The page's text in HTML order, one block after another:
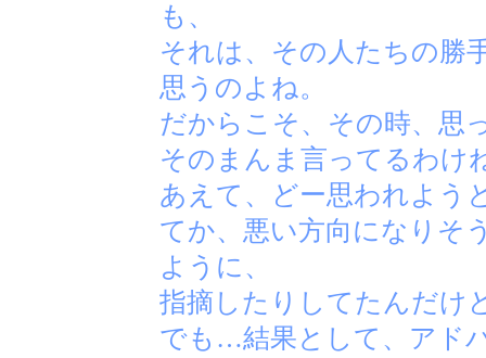
も、
それは、その人たちの勝
思うのよね。
だからこそ、その時、思
そのまんま言ってるわけ
あえて、どー思われよう
てか、悪い方向になりそ
ように、
指摘したりしてたんだけ
でも…結果として、アド